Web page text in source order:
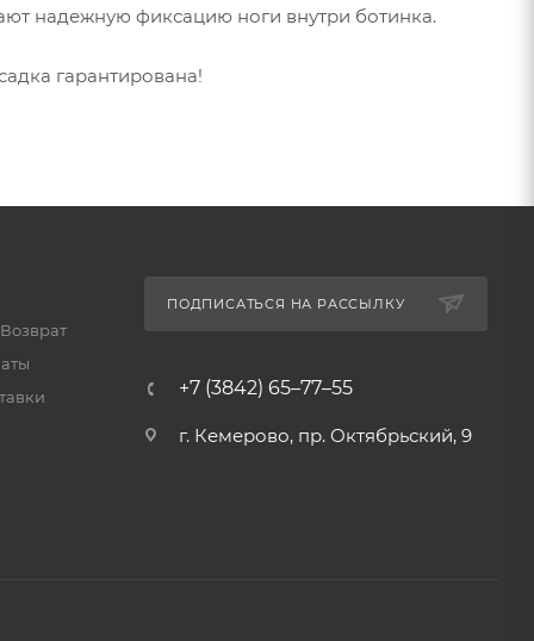
надежную фиксацию ноги внутри ботинка.
гарантирована!
ПОДПИСАТЬСЯ НА РАССЫЛКУ
+7 (3842) 65–77–55
г. Кемерово, пр. Октябрьский, 9